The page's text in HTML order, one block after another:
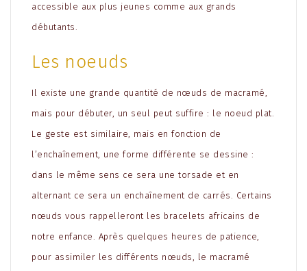
accessible aux plus jeunes comme aux grands
débutants.
Les noeuds
Il existe une grande quantité de nœuds de macramé,
mais pour débuter, un seul peut suffire : le noeud plat.
Le geste est similaire, mais en fonction de
l’enchaînement, une forme différente se dessine :
dans le même sens ce sera une torsade et en
alternant ce sera un enchaînement de carrés. Certains
nœuds vous rappelleront les bracelets africains de
notre enfance. Après quelques heures de patience,
pour assimiler les différents nœuds, le macramé